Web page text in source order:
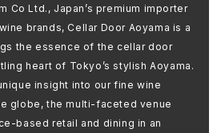
Co Ltd., Japan’s premium importer
brands, Cellar Door Aoyama is a
the essence of the cellar door
heart of Tokyo’s stylish Aoyama.
insight into our fine wine
globe, the multi-faceted venue
based retail and dining in an